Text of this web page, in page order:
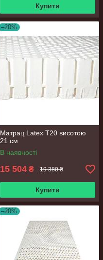
Купити
–20%
Матрац Latex Т20 висотою
21 см
В наявності
15 504 ₴ 19 380 ₴
Купити
–20%